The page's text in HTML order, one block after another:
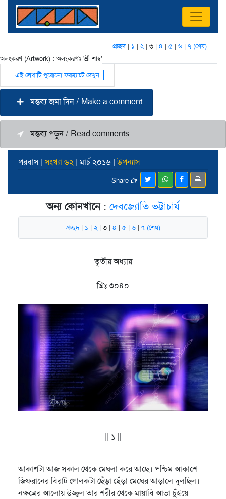
পরবাস |সংখ্যা ৬২ | মার্চ ২০১৬ |উপন্যাস
Share
অন্য কোনখানে: দেবজ্যোতি ভট্টাচার্য
প্রচ্ছদ| ১ | ২ | ৩ | ৪ | ৫ | ৬| ৭ (শেষ)
তৃতীয় অধ্যায়
খ্রিঃ ৩০৪০
|| ১ ||
আকাশটা আজ সকাল থেকে মেঘলা করে আছে। পশ্চিম আকাশে
জিফরানের বিরাট গোলকটা ছেঁড়া ছেঁড়া মেঘের আড়ালে দুলছিল।
নক্ষত্রের আলোয় উজ্জ্বল তার শরীর থেকে মায়াবি আভা চুঁইয়ে
অলংকরণ (Artwork) : অলংকরণঃ 'শ্রী শাম্ব'
প্রচ্ছদ| ১ | ২ | ৩ | ৪ | ৫ | ৬ | ৭ (শেষ)
এই লেখাটি পুরোনো ফরম্যাটে দেখুন
মন্তব্য জমা দিন / Make a comment
মন্তব্য পড়ুন / Read comments